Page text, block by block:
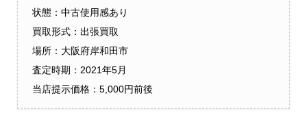
状態：中古使用感あり
買取形式：出張買取
場所：大阪府岸和田市
査定時期：2021年5月
当店提示価格：5,000円前後